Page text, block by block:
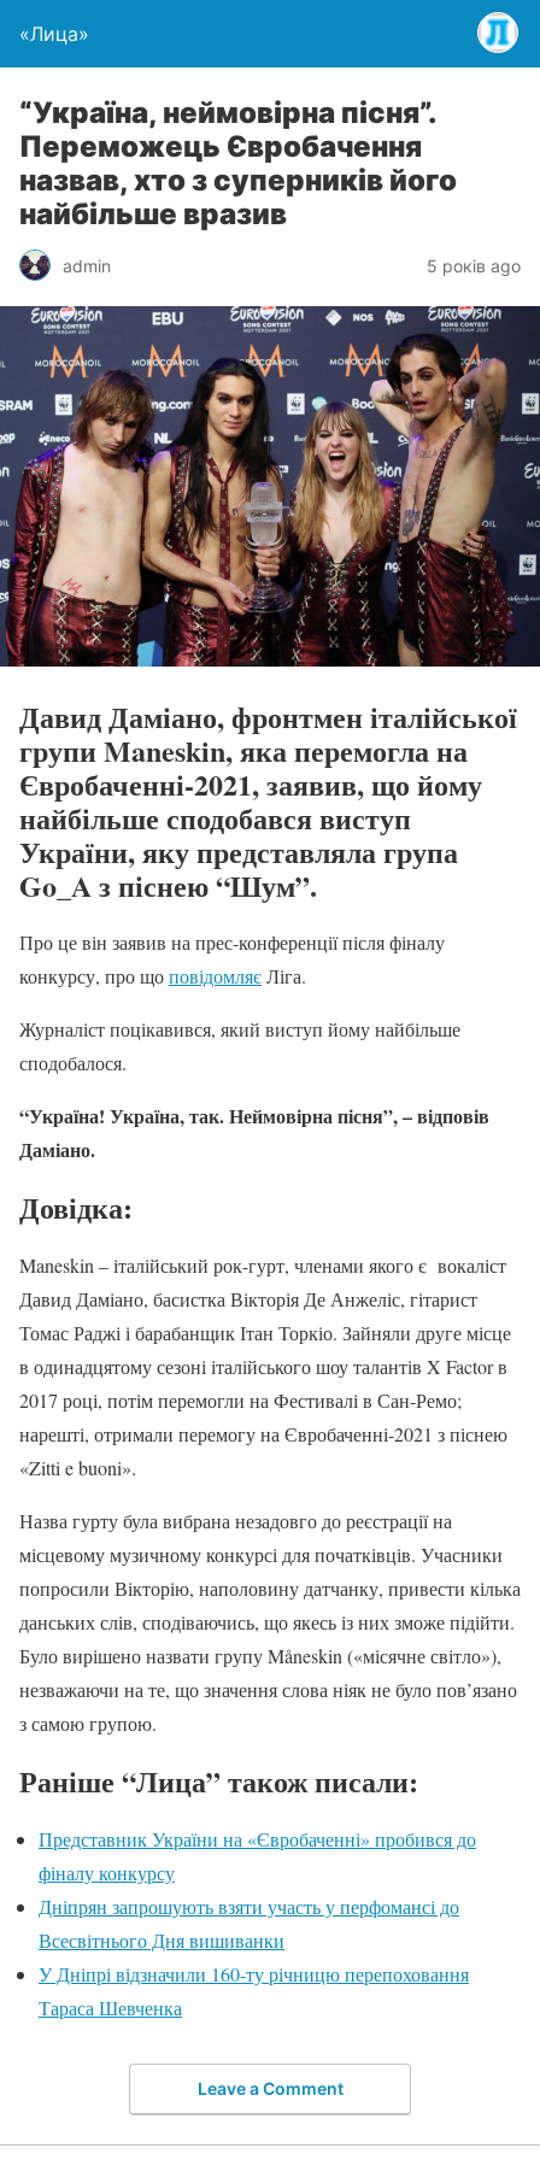
«Лица»
“Україна, неймовірна пісня”.
Переможець Євробачення
назвав, хто з суперників його
найбільше вразив
admin 5 років ago
Давид Даміано, фронтмен італійської
групи Maneskin, яка перемогла на
Євробаченні-2021, заявив, що йому
найбільше сподобався виступ
України, яку представляла група
Go_A з піснею “Шум”.
Про це він заявив на прес-конференції після фіналу
конкурсу, про щоповідомляєЛіга.
Журналіст поцікавився, який виступ йому найбільше
сподобалося.
“Україна! Україна, так. Неймовірна пісня”, – відповів
Даміано.
Довідка:
Maneskin – італійський рок-гурт, членами якого є вокаліст
Давид Даміано, басистка Вікторія Де Анжеліс, гітарист
Томас Раджі і барабанщик Ітан Торкіо. Зайняли друге місце
в одинадцятому сезоні італійського шоу талантів X Factor в
2017 році, потім перемогли на Фестивалі в Сан-Ремо;
нарешті, отримали перемогу на Євробаченні-2021 з піснею
«Zitti e buoni».
Назва гурту була вибрана незадовго до реєстрації на
місцевому музичному конкурсі для початківців. Учасники
попросили Вікторію, наполовину датчанку, привести кілька
данських слів, сподіваючись, що якесь із них зможе підійти.
Було вирішено назвати групу Måneskin («місячне світло»),
незважаючи на те, що значення слова ніяк не було пов’язано
з самою групою.
Раніше “Лица” також писали:
Представник України на «Євробаченні» пробився до
фіналу конкурсу
Дніпрян запрошують взяти участь у перфомансі до
Всесвітнього Дня вишиванки
У Дніпрі відзначили 160-ту річницю перепоховання
Тараса Шевченка
Leave a Comment